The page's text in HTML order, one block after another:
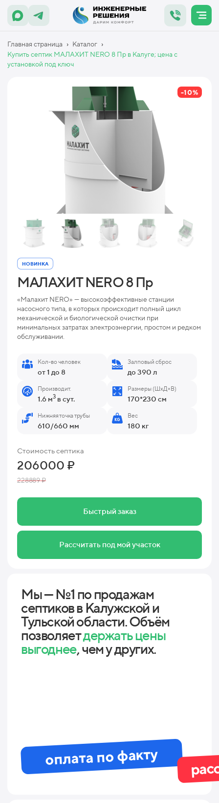
Главная страница › Каталог ›
Купить септик МАЛАХИТ NERO 8 Пр в Калуге; цена с
установкой под ключ
-10%
НОВИНКА
МАЛАХИТ NERO 8 Пр
«Малахит NERO» — высокоэффективные станции
насосного типа, в которых происходит полный цикл
механической и биологической очистки при
минимальных затратах электроэнергии, простом и редком
обслуживании.
Кол-во человек
от 1 до 8
Залповый сброс
до 390 л
Производит.
1.6 м3 в сут.
Размеры (ШхД×В)
170*230 см
Нижняя точка трубы
610/660 мм
Вес
180 кг
Стоимость септика
206000 ₽
228889 ₽
Быстрый заказ
Рассчитать под мой участок
Мы — №1 по продажам
септиков в Калужской и
Тульской области. Объём
позволяетдержать цены
выгоднее, чем у других.
оплата по факту